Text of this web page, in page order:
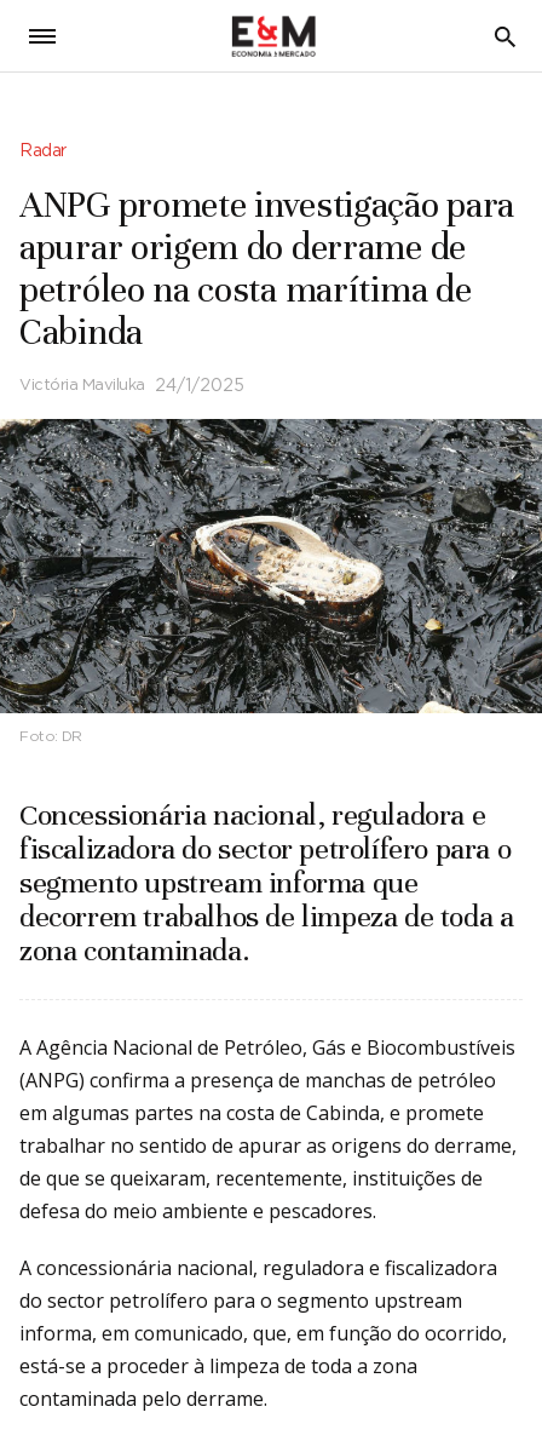
5
Radar
ANPG promete investigação para
apurar origem do derrame de
petróleo na costa marítima de
Cabinda
Victória Maviluka 24/1/2025
Foto: DR
Concessionária nacional, reguladora e
fiscalizadora do sector petrolífero para o
segmento upstream informa que
decorrem trabalhos de limpeza de toda a
zona contaminada.
A Agência Nacional de Petróleo, Gás e Biocombustíveis
(ANPG) confirma a presença de manchas de petróleo
em algumas partes na costa de Cabinda, e promete
trabalhar no sentido de apurar as origens do derrame,
de que se queixaram, recentemente, instituições de
defesa do meio ambiente e pescadores.
A concessionária nacional, reguladora e fiscalizadora
do sector petrolífero para o segmento upstream
informa, em comunicado, que, em função do ocorrido,
está-se a proceder à limpeza de toda a zona
contaminada pelo derrame.